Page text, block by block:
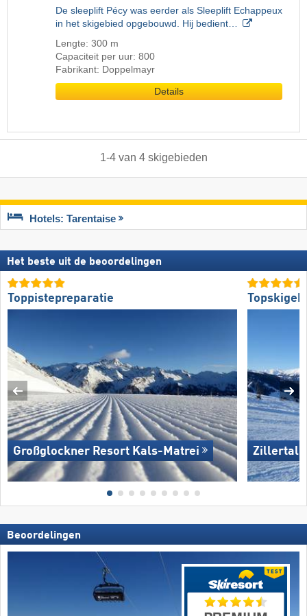
De sleeplift Pécy was eerder als Sleeplift Echappeux
in het skigebied opgebouwd. Hij bedient…
Lengte: 300 m
Capaciteit per uur: 800
Fabrikant: Doppelmayr
Details
1-4van 4 skigebieden
Hotels: Tarentaise
Het beste uit de beoordelingen
Toppistepreparatie
Großglockner Resort Kals-Matrei Zillertal
Beoordelingen